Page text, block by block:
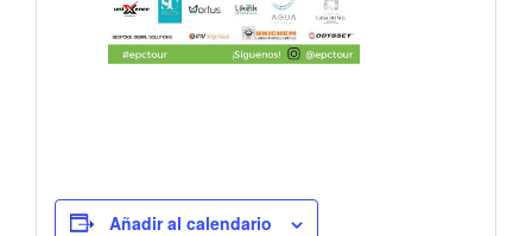
Añadir al calendario